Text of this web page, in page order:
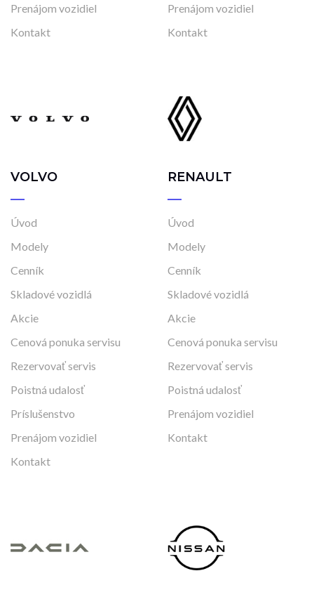
Prenájom vozidiel
Kontakt
Prenájom vozidiel
Kontakt
VOLVO
Úvod
Modely
Cenník
Skladové vozidlá
Akcie
Cenová ponuka servisu
Rezervovať servis
Poistná udalosť
Príslušenstvo
Prenájom vozidiel
Kontakt
RENAULT
Úvod
Modely
Cenník
Skladové vozidlá
Akcie
Cenová ponuka servisu
Rezervovať servis
Poistná udalosť
Prenájom vozidiel
Kontakt